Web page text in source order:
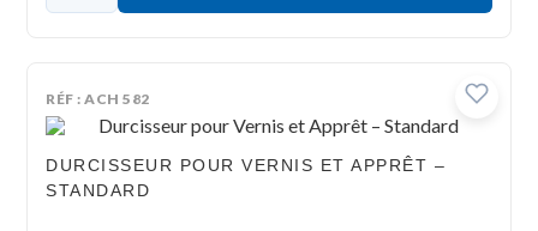
RÉF : ACH 582
DURCISSEUR POUR VERNIS ET APPRÊT –
STANDARD